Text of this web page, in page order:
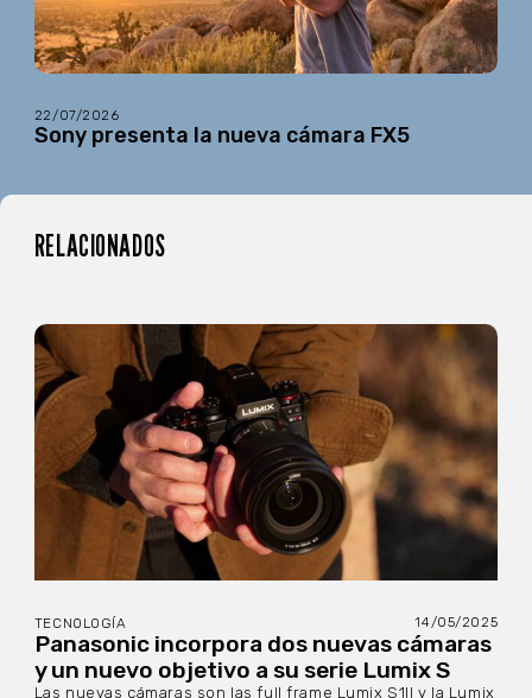
22/07/2026
Sony presenta la nueva cámara FX5
RELACIONADOS
TECNOLOGÍA 14/05/2025
Panasonic incorpora dos nuevas cámaras
y un nuevo objetivo a su serie Lumix S
Las nuevas cámaras son las full frame Lumix S1II y la Lumix